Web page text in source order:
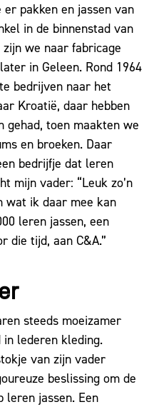
pakken en jassen van
in de binnenstad van
we naar fabricage
in Geleen. Rond 1964
bedrijven naar het
Kroatië, daar hebben
gehad, toen maakten we
en broeken. Daar
bedrijfje dat leren
mijn vader: “Leuk zo’n
wat ik daar mee kan
leren jassen, een
die tijd, aan C&A.”
steeds moeizamer
lederen kleding.
van zijn vader
beslissing om de
leren jassen. Een